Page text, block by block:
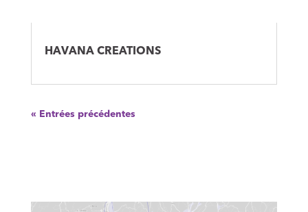
HAVANA CREATIONS
« Entrées précédentes